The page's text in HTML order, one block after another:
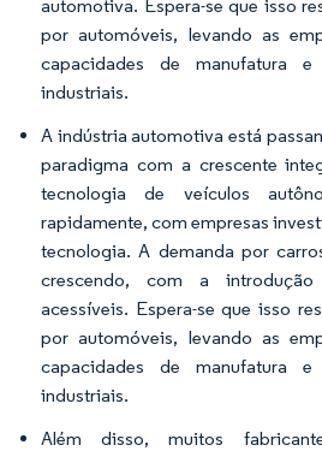
automotiva. Espera-se que isso
por automóveis, levando as
capacidades de manufatura
industriais.
A indústria automotiva está
paradigma com a crescente
tecnologia de veículos
rapidamente, com empresas
tecnologia. A demanda por
crescendo, com a
acessíveis. Espera-se que isso
por automóveis, levando as
capacidades de manufatura
industriais.
Além disso, muitos